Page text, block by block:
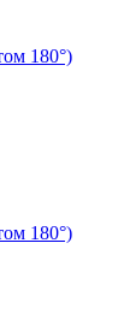
180°)
180°)